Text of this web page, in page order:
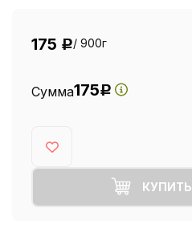
175 Р/ 900г
Сумма175Р
КУПИТЬ